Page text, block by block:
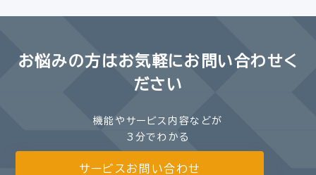
お悩みの方はお気軽にお問い合わせく
ださい
機能やサービス内容などが
3分でわかる
サービスお問い合わせ